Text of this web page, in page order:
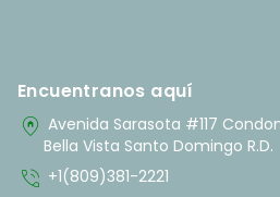
Encuentranos aquí
home_pin Avenida Sarasota #117
Bella Vista Santo Domingo R.D.
phone_in_talk +1(809)381-2221